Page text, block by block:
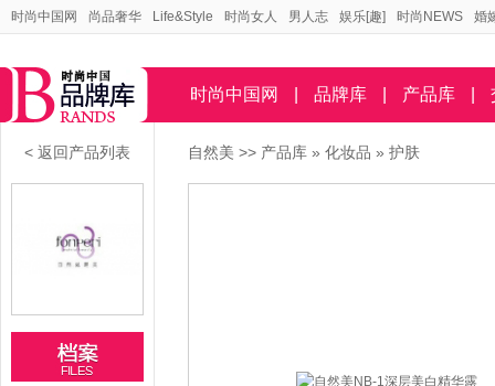
时尚中国网 尚品奢华 Life&Style 时尚女人 男人志 娱乐[趣] 时尚NEWS 婚
时尚中国网 品牌库 产品库
< 返回产品列表 自然美 >> 产品库 » 化妆品 » 护肤